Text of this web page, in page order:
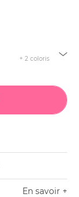
+ 2 coloris
En savoir +